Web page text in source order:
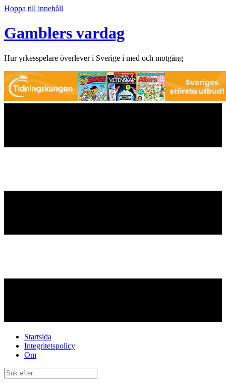
Hoppa till innehåll
Gamblers vardag
Hur yrkesspelare överlever i Sverige i med och motgång
Startsida
Integritetspolicy
Om